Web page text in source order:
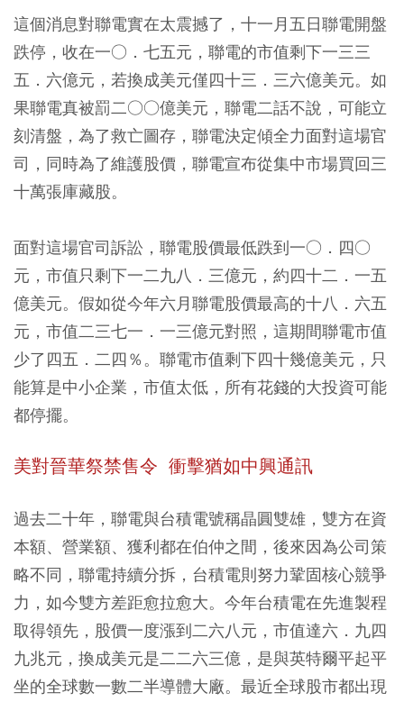
這個消息對聯電實在太震撼了，十一月五日聯電開盤
跌停，收在一○．七五元，聯電的市值剩下一三三
五．六億元，若換成美元僅四十三．三六億美元。如
果聯電真被罰二○○億美元，聯電二話不說，可能立
刻清盤，為了救亡圖存，聯電決定傾全力面對這場官
司，同時為了維護股價，聯電宣布從集中市場買回三
十萬張庫藏股。
面對這場官司訴訟，聯電股價最低跌到一○．四○
元，市值只剩下一二九八．三億元，約四十二．一五
億美元。假如從今年六月聯電股價最高的十八．六五
元，市值二三七一．一三億元對照，這期間聯電市值
少了四五．二四％。聯電市值剩下四十幾億美元，只
能算是中小企業，市值太低，所有花錢的大投資可能
都停擺。
美對晉華祭禁售令 衝擊猶如中興通訊
過去二十年，聯電與台積電號稱晶圓雙雄，雙方在資
本額、營業額、獲利都在伯仲之間，後來因為公司策
略不同，聯電持續分拆，台積電則努力鞏固核心競爭
力，如今雙方差距愈拉愈大。今年台積電在先進製程
取得領先，股價一度漲到二六八元，市值達六．九四
九兆元，換成美元是二二六三億，是與英特爾平起平
坐的全球數一數二半導體大廠。最近全球股市都出現